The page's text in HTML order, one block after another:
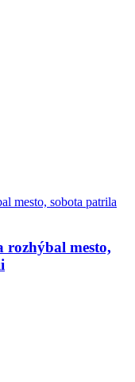
mesto,